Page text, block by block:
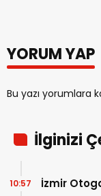
YORUM YAP
Bu yazı yorumlara
İlginizi
İzmir
10:57